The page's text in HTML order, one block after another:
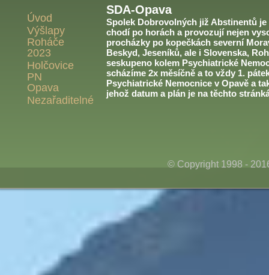
Úvod
Výšlapy
Roháče
2023
Holčovice
PN
Opava
Nezařaditelné
SDA-Opava
Spolek Dobrovolných již Abstinentů
chodí po horách a provozují nejen
procházky po kopečkách severní
Beskyd, Jeseníků, ale i Slovenska,
seskupeno kolem Psychiatrické
scházíme 2x měsíčně a to vždy 1.
Psychiatrické Nemocnice v Opavě a
jehož datum a plán je na těchto
© Copyright 1998 -